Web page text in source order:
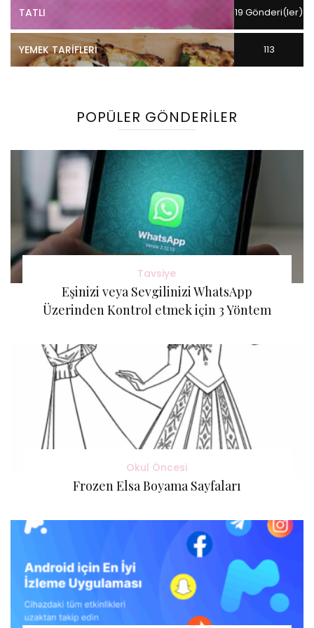
TATLI 19 Gönderi(ler)
YEMEK TARIFLERI 113
POPÜLER GÖNDERILER
Tavsiye
Eşinizi veya Sevgilinizi WhatsApp
Üzerinden Kontrol etmek için 3 Yöntem
Okul Öncesi
Frozen Elsa Boyama Sayfaları